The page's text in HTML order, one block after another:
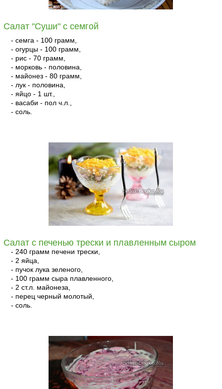
Салат "Суши" с семгой
- семга - 100 грамм,
- огурцы - 100 грамм,
- рис - 70 грамм,
- морковь - половина,
- майонез - 80 грамм,
- лук - половина,
- яйцо - 1 шт.,
- васаби - пол ч.л.,
- соль.
Салат с печенью трески и плавленным сыром
- 240 грамм печени трески,
- 2 яйца,
- пучок лука зеленого,
- 100 грамм сыра плавленного,
- 2 ст.л. майонеза,
- перец черный молотый,
- соль.